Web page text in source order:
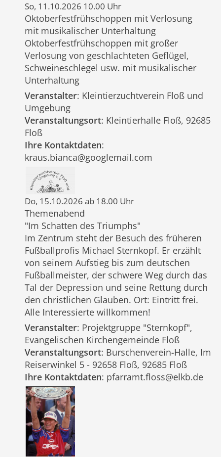
So, 11.10.2026 10.00 Uhr
Oktoberfestfrühschoppen mit Verlosung
mit musikalischer Unterhaltung
Oktoberfestfrühschoppen mit großer
Verlosung von geschlachteten Geflügel,
Schweineschlegel usw. mit musikalischer
Unterhaltung
Veranstalter: Kleintierzuchtverein Floß und
Umgebung
Veranstaltungsort: Kleintierhalle Floß, 92685
Floß
Ihre Kontaktdaten:
kraus.bianca@googlemail.com
Do, 15.10.2026 ab 18.00 Uhr
Themenabend
"Im Schatten des Triumphs"
Im Zentrum steht der Besuch des früheren
Fußballprofis Michael Sternkopf. Er erzählt
von seinem Aufstieg bis zum deutschen
Fußballmeister, der schwere Weg durch das
Tal der Depression und seine Rettung durch
den christlichen Glauben. Ort: Eintritt frei.
Alle Interessierte willkommen!
Veranstalter: Projektgruppe "Sternkopf",
Evangelischen Kirchengemeinde Floß
Veranstaltungsort: Burschenverein-Halle, Im
Reiserwinkel 5 - 92658 Floß, 92685 Floß
Ihre Kontaktdaten: pfarramt.floss@elkb.de